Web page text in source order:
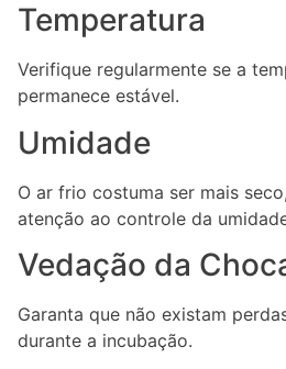
Temperatura
Verifique regularmente se a
permanece estável.
Umidade
O ar frio costuma ser mais
atenção ao controle da
Vedação da
Garanta que não existam
durante a incubação.